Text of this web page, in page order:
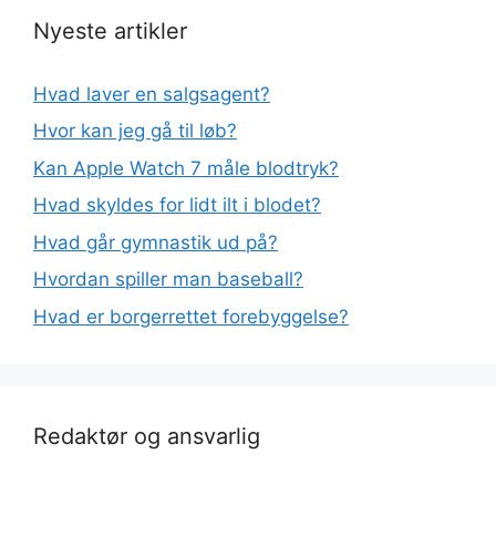
Nyeste artikler
Hvad laver en salgsagent?
Hvor kan jeg gå til løb?
Kan Apple Watch 7 måle blodtryk?
Hvad skyldes for lidt ilt i blodet?
Hvad går gymnastik ud på?
Hvordan spiller man baseball?
Hvad er borgerrettet forebyggelse?
Redaktør og ansvarlig